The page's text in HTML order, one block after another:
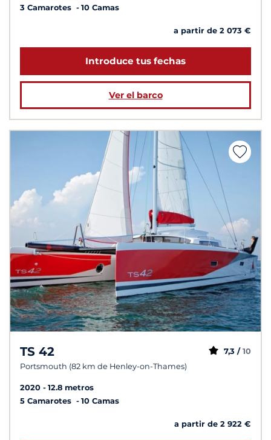
3 Camarotes
10 Camas
a partir de 2 073 €
Introduce tus fechas
Ver el barco
TS 42
Portsmouth (82 km de Henley-on-Thames)
7,3 / 10
2020
12.8 metros
5 Camarotes
10 Camas
a partir de 2 922 €